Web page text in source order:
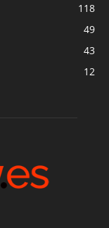
118
49
43
12